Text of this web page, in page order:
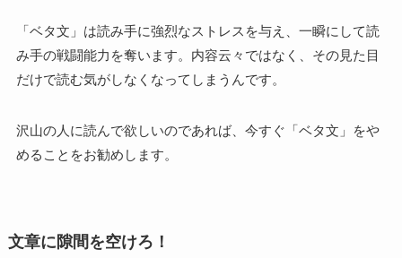
「ベタ文」は読み手に強烈なストレスを与え、一瞬にして読
み手の戦闘能力を奪います。内容云々ではなく、その見た目
だけで読む気がしなくなってしまうんです。
沢山の人に読んで欲しいのであれば、今すぐ「ベタ文」をや
めることをお勧めします。
文章に隙間を空けろ！